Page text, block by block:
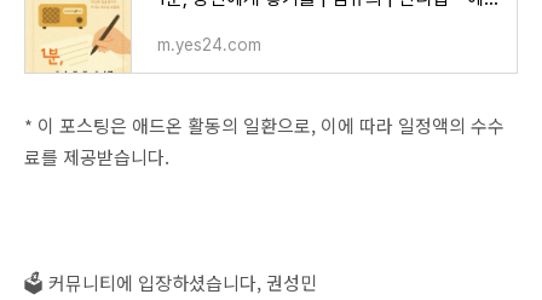
m.yes24.com
* 이 포스팅은 애드온 활동의 일환으로, 이에 따라 일정액의 수수
료를 제공받습니다.
🗳️ 커뮤니티에 입장하셨습니다, 권성민